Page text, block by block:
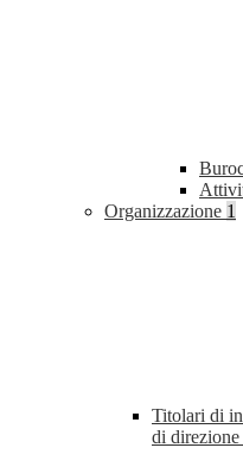
Organizzazione 1
Titolari di
di